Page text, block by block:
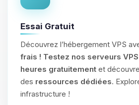
Essai Gratuit
Découvrez l’hébergement VPS
frais ! Testez nos serveurs
heures gratuitement et
des ressources dédiées.
infrastructure !